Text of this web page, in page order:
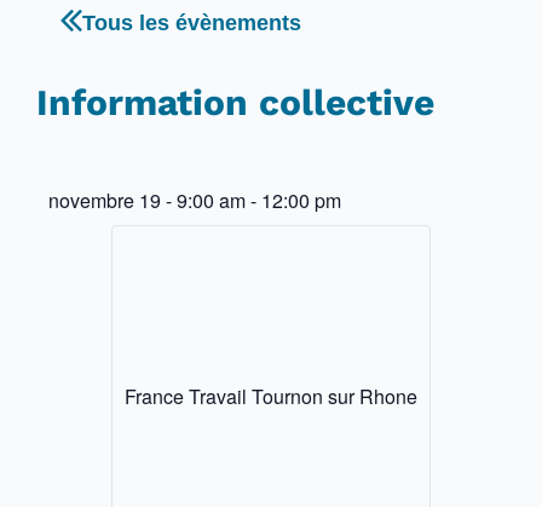
Tous les évènements
Information collective
novembre 19 -9:00 am- 12:00 pm
France Travail Tournon sur Rhone